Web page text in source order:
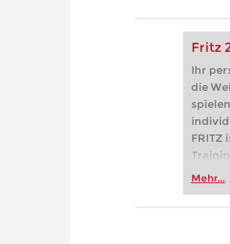
Fritz
Ihr
die
FRITZ
zuvor.
Mehr...